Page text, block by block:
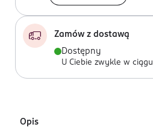
Zamów z dostawą
Dostępny
U Ciebie zwykle w ciągu
Opis